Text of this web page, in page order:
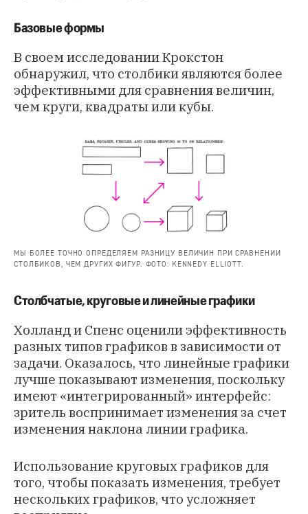
Базовые формы
В своем исследовании Крокстон
обнаружил, что столбики являются более
эффективными для сравнения величин,
чем круги, квадраты или кубы.
МЫ БОЛЕЕ ТОЧНО ОПРЕДЕЛЯЕМ РАЗНИЦУ ВЕЛИЧИН ПРИ СРАВНЕНИИ
СТОЛБИКОВ, ЧЕМ ДРУГИХ ФИГУР. ФОТО: KENNEDY ELLIOTT.
Столбчатые, круговые и линейные графики
Холланд и Спенс оценили эффективность
разных типов графиков в зависимости от
задачи. Оказалось, что линейные графики
лучше показывают изменения, поскольку
имеют «интегрированный» интерфейс:
зритель воспринимает изменения за счет
изменения наклона линии графика.
Использование круговых графиков для
того, чтобы показать изменения, требует
нескольких графиков, что усложняет